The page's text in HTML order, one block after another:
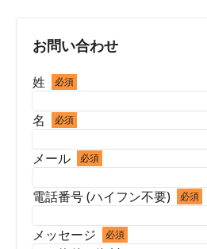
お問い合わせ
姓 必須
名 必須
メール 必須
電話番号 (ハイフン不要) 必須
メッセージ 必須